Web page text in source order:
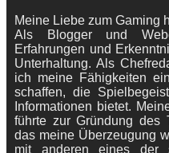
Meine Liebe zum Gaming
Als Blogger und
Erfahrungen und
Unterhaltung. Als
ich meine Fähigkeiten
schaffen, die
Informationen bietet.
führte zur Gründung des
das meine Überzeugung
mit anderen eines der